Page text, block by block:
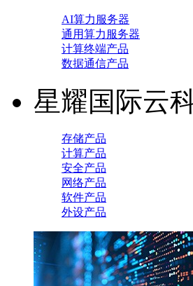
AI算力服务器
通用算力服务器
计算终端产品
数据通信产品
星耀国际云
存储产品
计算产品
安全产品
网络产品
软件产品
外设产品